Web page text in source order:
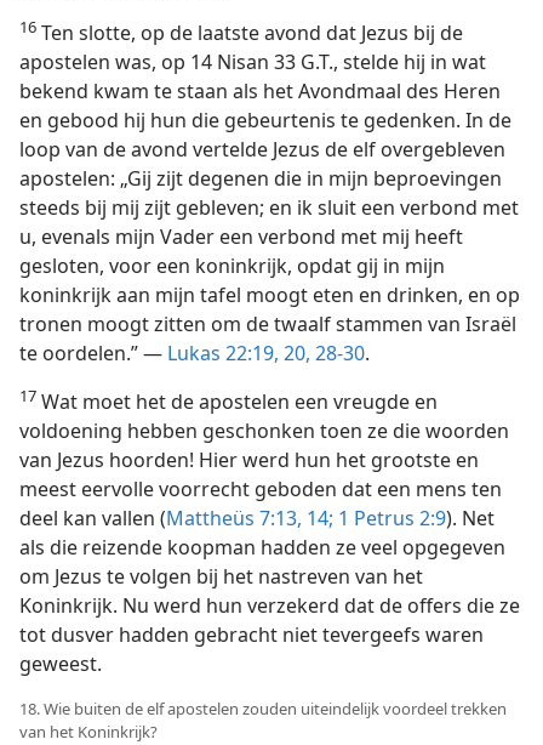
16 Ten slotte, op de laatste avond dat Jezus bij de
apostelen was, op 14 Nisan 33 G.T., stelde hij in wat
bekend kwam te staan als het Avondmaal des Heren
en gebood hij hun die gebeurtenis te gedenken. In de
loop van de avond vertelde Jezus de elf overgebleven
apostelen: „Gij zijt degenen die in mijn beproevingen
steeds bij mij zijt gebleven; en ik sluit een verbond met
u, evenals mijn Vader een verbond met mij heeft
gesloten, voor een koninkrijk, opdat gij in mijn
koninkrijk aan mijn tafel moogt eten en drinken, en op
tronen moogt zitten om de twaalf stammen van Israël
te oordelen.” — Lukas 22:19, 20, 28-30.
17 Wat moet het de apostelen een vreugde en
voldoening hebben geschonken toen ze die woorden
van Jezus hoorden! Hier werd hun het grootste en
meest eervolle voorrecht geboden dat een mens ten
deel kan vallen (Mattheüs 7:13, 14; 1 Petrus 2:9). Net
als die reizende koopman hadden ze veel opgegeven
om Jezus te volgen bij het nastreven van het
Koninkrijk. Nu werd hun verzekerd dat de offers die ze
tot dusver hadden gebracht niet tevergeefs waren
geweest.
18. Wie buiten de elf apostelen zouden uiteindelijk voordeel trekken
van het Koninkrijk?